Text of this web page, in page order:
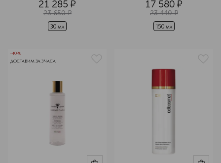
лица и тела
21 285 ¤
23 650 ¤
30 мл
17 580 ¤
23 440 ¤
150 мл
-40%
ДОСТАВИМ ЗА 3 ЧАСА